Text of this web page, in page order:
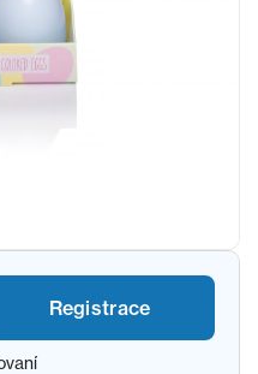
Registrace